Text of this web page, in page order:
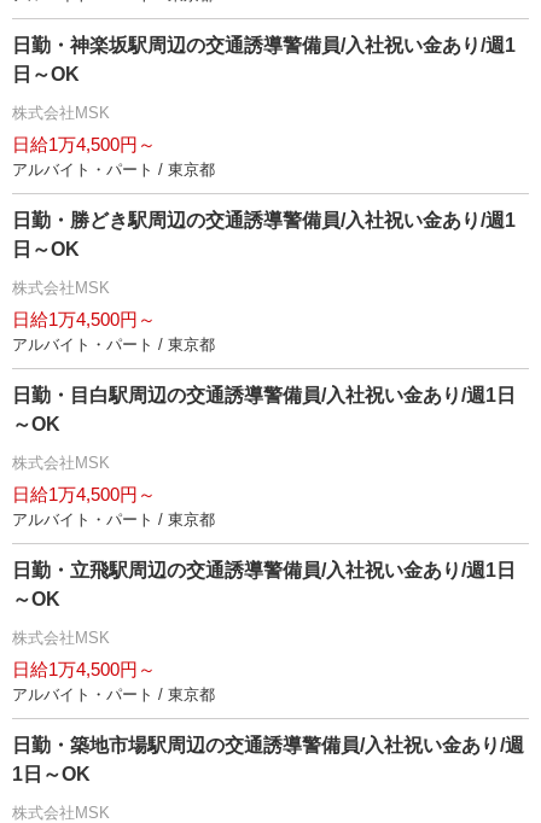
日勤・神楽坂駅周辺の交通誘導警備員/入社祝い金あり/週1
日～OK
株式会社MSK
日給1万4,500円～
アルバイト・パート / 東京都
日勤・勝どき駅周辺の交通誘導警備員/入社祝い金あり/週1
日～OK
株式会社MSK
日給1万4,500円～
アルバイト・パート / 東京都
日勤・目白駅周辺の交通誘導警備員/入社祝い金あり/週1日
～OK
株式会社MSK
日給1万4,500円～
アルバイト・パート / 東京都
日勤・立飛駅周辺の交通誘導警備員/入社祝い金あり/週1日
～OK
株式会社MSK
日給1万4,500円～
アルバイト・パート / 東京都
日勤・築地市場駅周辺の交通誘導警備員/入社祝い金あり/週
1日～OK
株式会社MSK